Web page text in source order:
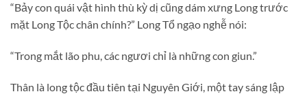
“Bảy con quái vật hình thù kỳ dị cũng dám xưng Long trước
mặt Long Tộc chân chính?” Long Tổ ngạo nghễ nói:
“Trong mắt lão phu, các ngươi chỉ là những con giun.”
Thân là long tộc đầu tiên tại Nguyên Giới, một tay sáng lập